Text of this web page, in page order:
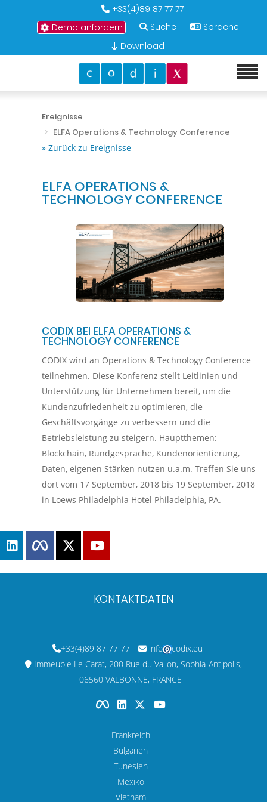
+33(4)89 87 77 77
Demo anfordern
Suche
Sprache
Download
Ereignisse
ELFA Operations & Technology Conference
» Zurück zu Ereignisse
ELFA OPERATIONS &
TECHNOLOGY CONFERENCE
CODIX BEI ELFA OPERATIONS &
TECHNOLOGY CONFERENCE
CODIX wird an Operations & Technology Conference
teilnehmen. Diese Konferenz stellt Leitlinien und
Unterstützung für Unternehmen bereit, um die
Kundenzufriedenheit zu optimieren, die
Geschäftsvorgänge zu verbessern und die
Betriebsleistung zu steigern. Hauptthemen:
Blockchain, Rundgespräche, Kundenorientierung,
Daten, eigenen Stärken nutzen u.a.m. Treffen Sie uns
dort vom 17 September, 2018 bis 19 September, 2018
in Loews Philadelphia Hotel Philadelphia, PA.
KONTAKTDATEN
+33(4)89 87 77 77 info
codix.eu
Immeuble Le Carat, 200 Rue du Vallon, Sophia-Antipolis,
06560 VALBONNE, FRANCE
Frankreich
Bulgarien
Tunesien
Mexiko
Vietnam